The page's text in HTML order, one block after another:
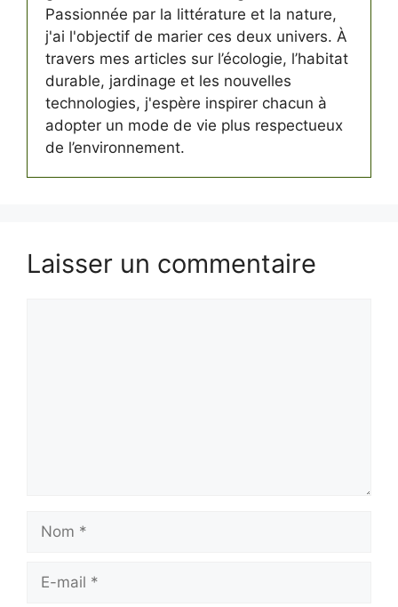
Passionnée par la littérature et la nature,
j'ai l'objectif de marier ces deux univers. À
travers mes articles sur l’écologie, l’habitat
durable, jardinage et les nouvelles
technologies, j'espère inspirer chacun à
adopter un mode de vie plus respectueux
de l’environnement.
Laisser un commentaire
Nom